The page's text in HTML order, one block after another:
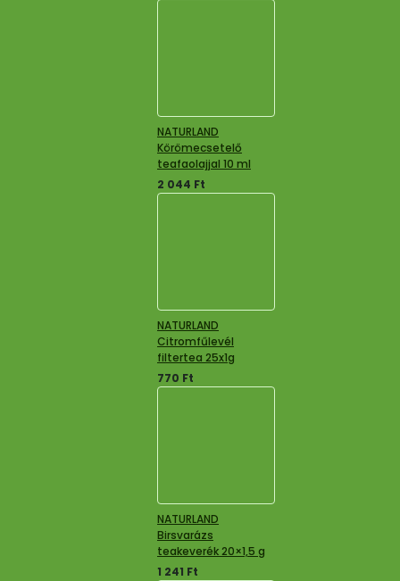
NATURLAND
Körömecsetelő
teafaolajjal 10 ml
2 044 Ft
NATURLAND
Citromfűlevél
filtertea 25x1g
770 Ft
NATURLAND
Birsvarázs
teakeverék 20×1,5 g
1 241 Ft